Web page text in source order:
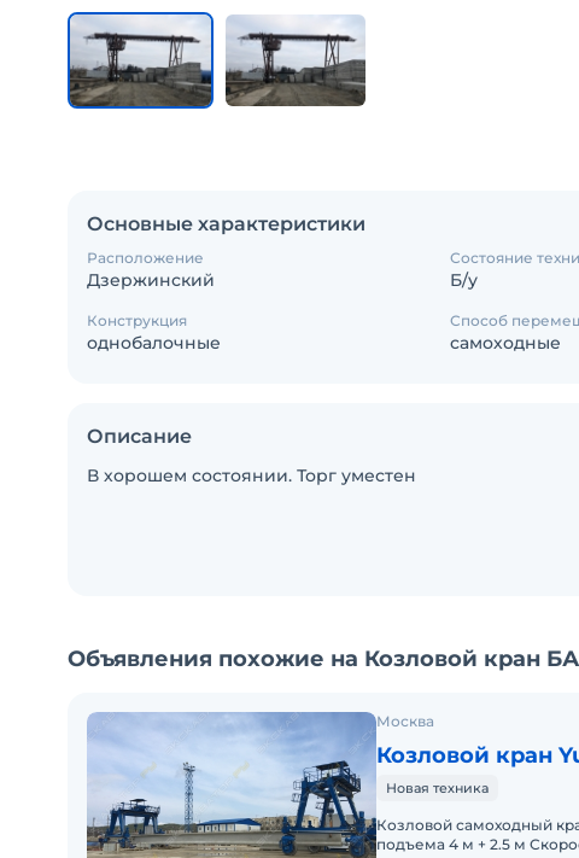
Основные характеристики
Расположение
Дзержинский
Состояние
Б/у
Конструкция
однобалочные
Способ
самоходные
Описание
В хорошем состоянии. Торг уместен
Объявления похожие на Козловой кран
Москва
Козловой кран
Новая техника
Козловой самоходный кран Грузоподъемность 35 т Охват 6 м
подъема 4 м + 2.5 м